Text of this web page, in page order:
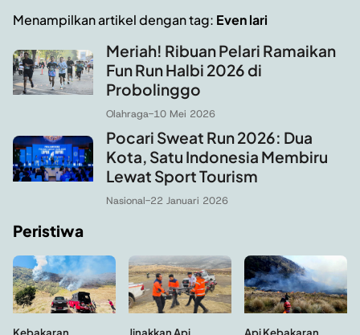
Menampilkan artikel dengan tag: Even lari
Meriah! Ribuan Pelari Ramaikan
Fun Run Halbi 2026 di
Probolinggo
Olahraga-10 Mei 2026
Pocari Sweat Run 2026: Dua
Kota, Satu Indonesia Membiru
Lewat Sport Tourism
Nasional-22 Januari 2026
Peristiwa
Kebakaran
Jinakkan Api
Api Kebakaran